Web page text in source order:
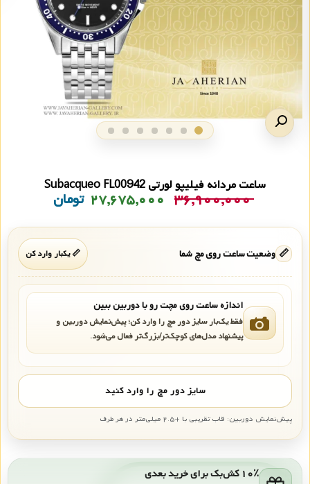
ساعت مردانه فیلیپو لورتی Subacqueo FL00942
۳۶,۹۰۰,۰۰۰ ۲۷,۶۷۵,۰۰۰ تومان
📏 وضعیت ساعت روی مچ شما 📏 یکبار وارد کن
اندازه ساعت روی مچت رو با دوربین ببین
فقط یک‌بار سایز دور مچ را وارد کن؛ پیش‌نمایش دوربین و
پیشنهاد مدل‌های کوچک‌تر/بزرگ‌تر فعال می‌شود.
سایز دور مچ را وارد کنید
پیش‌نمایش دوربین: قاب تقریبی با +۲.۵ میلی‌متر در هر طرف
۱۰٪ کش‌بک برای خرید بعدی